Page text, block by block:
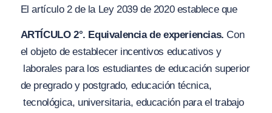
El artículo 2 de la Ley 2039 de 2020 establece que
ARTÍCULO 2°. Equivalencia de experiencias.Con
el objeto de establecer incentivos educativos y
laborales para los estudiantes de educación superior
de pregrado y postgrado, educación técnica,
tecnológica, universitaria, educación para el trabajo